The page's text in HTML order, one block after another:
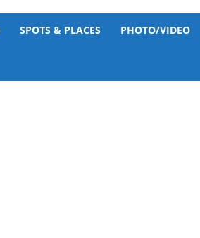
SPOTS & PLACES PHOTO/VIDEO